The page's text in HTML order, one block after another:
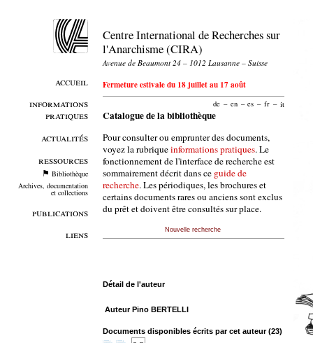
accueil
informations
pratiques
actualités
ressources
Bibliothèque
Archives, documentation
et collections
publications
liens
Centre International de Recherches sur
l'Anarchisme (CIRA)
Avenue de Beaumont 24 – 1012 Lausanne – Suisse
Fermeture estivale du 18 juillet au 17 août
de – en – es – fr – it
Catalogue de la bibliothèque
Pour consulter ou emprunter des documents,
voyez la rubriqueinformations pratiques. Le
fonctionnement de l'interface de recherche est
sommairement décrit dans ce guide de
recherche. Les périodiques, les brochures et
certains documents rares ou anciens sont exclus
du prêt et doivent être consultés sur place.
Nouvelle recherche
Détail de l'auteur
Auteur Pino BERTELLI
Documents disponibles écrits par cet auteur (23)